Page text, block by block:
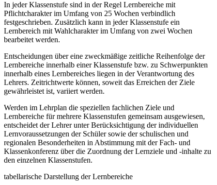
In jeder Klassenstufe sind in der Regel Lernbereiche mit
Pflichtcharakter im Umfang von 25 Wochen verbindlich
festgeschrieben. Zusätzlich kann in jeder Klassenstufe ein
Lernbereich mit Wahlcharakter im Umfang von zwei Wochen
bearbeitet werden.
Entscheidungen über eine zweckmäßige zeitliche Reihenfolge der
Lernbereiche innerhalb einer Klassenstufe bzw. zu Schwerpunkten
innerhalb eines Lernbereiches liegen in der Verantwortung des
Lehrers. Zeitrichtwerte können, soweit das Erreichen der Ziele
gewährleistet ist, variiert werden.
Werden im Lehrplan die speziellen fachlichen Ziele und
Lernbereiche für mehrere Klassenstufen gemeinsam ausgewiesen,
entscheidet der Lehrer unter Berücksichtigung der individuellen
Lernvoraussetzungen der Schüler sowie der schulischen und
regionalen Besonderheiten in Abstimmung mit der Fach- und
Klassenkonferenz über die Zuordnung der Lernziele und -inhalte zu
den einzelnen Klassenstufen.
tabellarische Darstellung der Lernbereiche